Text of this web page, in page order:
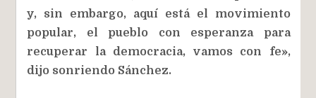
y, sin embargo, aquí está el movimiento
popular, el pueblo con esperanza para
recuperar la democracia, vamos con fe»,
dijo sonriendo Sánchez.